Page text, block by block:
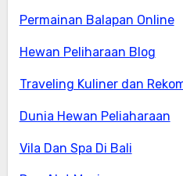
Permainan Balapan Online
Hewan Peliharaan Blog
Traveling Kuliner dan
Dunia Hewan Peliaharaan
Vila Dan Spa Di Bali